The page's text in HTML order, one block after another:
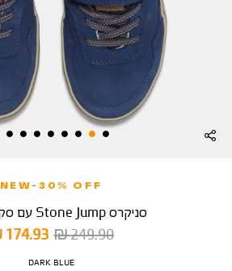
NEW-30% OFF
סניקרס Stone Jump עם סקוץ לנוער
מחיר
מוצר
174.93 ₪
מחיר
249.90 ₪
צבע
DARK BLUE